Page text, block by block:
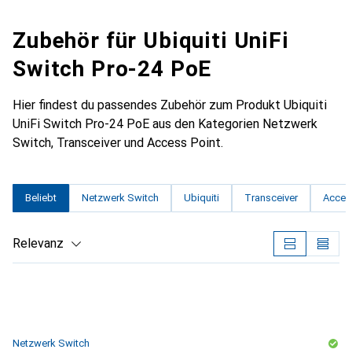
Zubehör für Ubiquiti UniFi
Switch Pro-24 PoE
Hier findest du passendes Zubehör zum Produkt Ubiquiti
UniFi Switch Pro-24 PoE aus den Kategorien Netzwerk
Switch, Transceiver und Access Point.
Beliebt Netzwerk Switch Ubiquiti Transceiver
Relevanz
Netzwerk Switch